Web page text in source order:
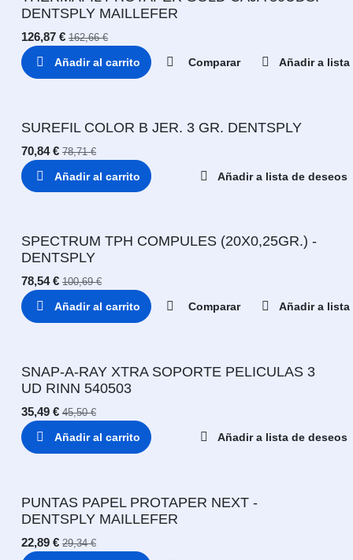
DENTSPLY MAILLEFER
126,87 € 162,66€
Añadir al carrito Comparar Añadir a lista
SUREFIL COLOR B JER. 3 GR. DENTSPLY
70,84€ 78,71€
Añadir al carrito Añadir a lista de deseos
SPECTRUM TPH COMPULES (20X0,25GR.) -
DENTSPLY
78,54€ 100,69€
Añadir al carrito Comparar Añadir a lista
SNAP-A-RAY XTRA SOPORTE PELICULAS 3
UD RINN 540503
35,49 € 45,50€
Añadir al carrito Añadir a lista de deseos
PUNTAS PAPEL PROTAPER NEXT -
DENTSPLY MAILLEFER
22,89 € 29,34€